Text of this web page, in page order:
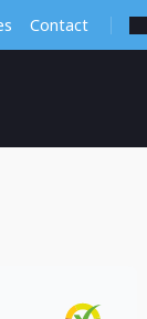
Contact